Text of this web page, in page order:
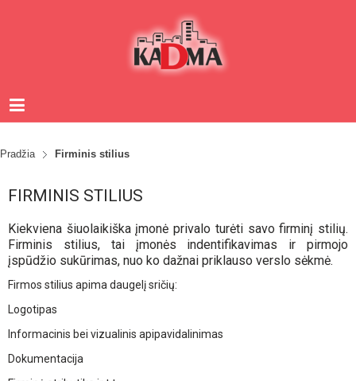
Pradžia Firminis stilius
FIRMINIS STILIUS
Kiekviena šiuolaikiška įmonė privalo turėti savo firminį stilių.
Firminis stilius, tai įmonės indentifikavimas ir pirmojo
įspūdžio sukūrimas, nuo ko dažnai priklauso verslo sėkmė.
Firmos stilius apima daugelį sričių:
Logotipas
Informacinis bei vizualinis apipavidalinimas
Dokumentacija